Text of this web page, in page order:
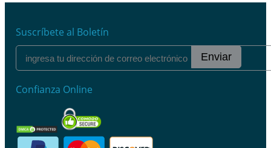
Suscríbete al Boletín
Enviar
Confianza Online